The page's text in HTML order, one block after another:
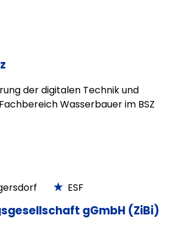
der digitalen Technik und
Wasserbauer im BSZ
ESF
gGmbH (ZiBi)